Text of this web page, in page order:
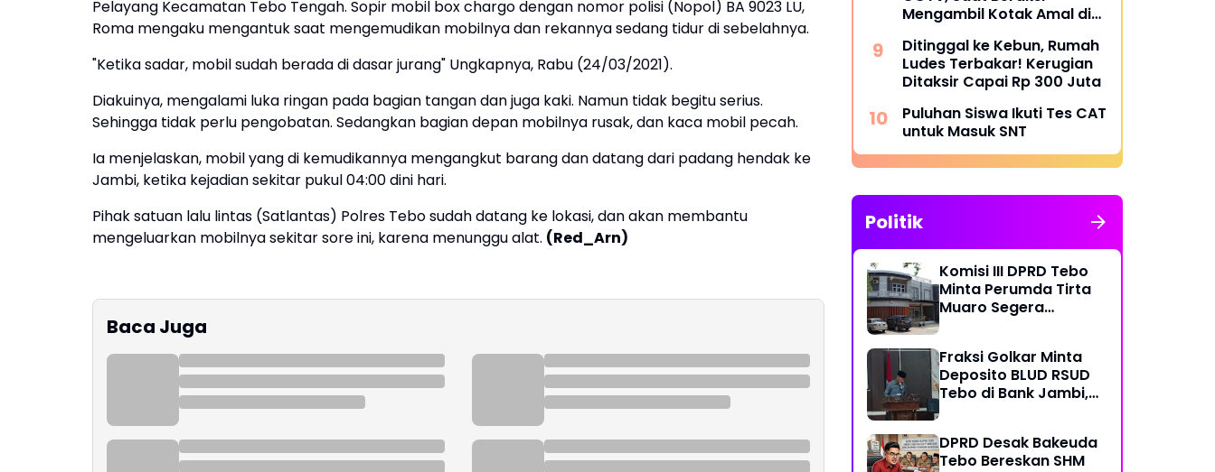
Pelayang Kecamatan Tebo Tengah. Sopir mobil box chargo dengan nomor polisi (Nopol) BA 9023 LU,
Roma mengaku mengantuk saat mengemudikan mobilnya dan rekannya sedang tidur di sebelahnya.
"Ketika sadar, mobil sudah berada di dasar jurang" Ungkapnya, Rabu (24/03/2021).
Diakuinya, mengalami luka ringan pada bagian tangan dan juga kaki. Namun tidak begitu serius.
Sehingga tidak perlu pengobatan. Sedangkan bagian depan mobilnya rusak, dan kaca mobil pecah.
Ia menjelaskan, mobil yang di kemudikannya mengangkut barang dan datang dari padang hendak ke
Jambi, ketika kejadian sekitar pukul 04:00 dini hari.
Pihak satuan lalu lintas (Satlantas) Polres Tebo sudah datang ke lokasi, dan akan membantu
mengeluarkan mobilnya sekitar sore ini, karena menunggu alat. (Red_Arn)
Baca Juga
Mengambil Kotak Amal di
Ditinggal ke Kebun, Rumah
Ludes Terbakar! Kerugian
Ditaksir Capai Rp 300 Juta
Puluhan Siswa Ikuti Tes CAT
untuk Masuk SNT
Politik
Komisi III DPRD Tebo
Minta Perumda Tirta
Muaro Segera
Jambi
Fraksi Golkar Minta
Deposito BLUD RSUD
Tebo di Bank Jambi,
Perintis
DPRD Desak Bakeuda
Tebo Bereskan SHM